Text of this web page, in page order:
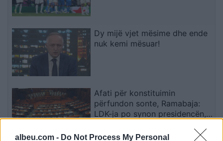
albeu.com - Do Not Process My Personal
Dy mijë vjet mësime dhe ende
nuk kemi mësuar!
Afati për konstituimin
përfundon sonte, Ramabaja:
LDK-ja po synon presidencën,
institucionet